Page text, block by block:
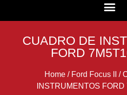
CUADRO DE
FORD
Home/ Ford Focus II /
INSTRUMENTOS